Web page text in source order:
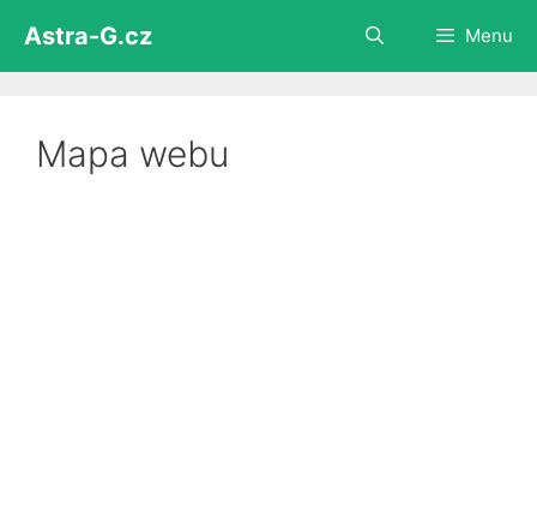
obsah
Astra-G.cz Menu
Mapa webu